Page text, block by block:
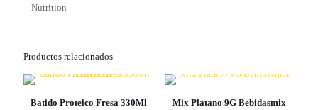
Nutrition
Productos relacionados
Batido Proteico Fresa 330Ml
Mix Platano 9G Bebidasmix